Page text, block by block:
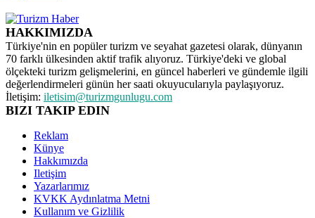
HAKKIMIZDA
Türkiye'nin en popüler turizm ve seyahat gazetesi olarak, dünyanın
70 farklı ülkesinden aktif trafik alıyoruz. Türkiye'deki ve global
ölçekteki turizm gelişmelerini, en güncel haberleri ve gündemle ilgili
değerlendirmeleri günün her saati okuyucularıyla paylaşıyoruz.
İletişim: iletisim@turizmgunlugu.com
BIZI TAKIP EDIN
Reklam
Künye
Hakkımızda
Iletişim
Yazarlarımız
KVKK Aydınlatma Metni
Kullanım ve Gizlilik